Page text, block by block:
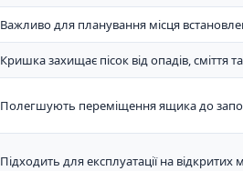
Важливо для планування місця
Кришка захищає пісок від опадів, сміття
Полегшують переміщення ящика до
Підходить для експлуатації на